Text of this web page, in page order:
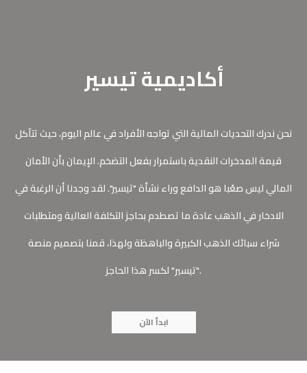
أكاديمية تيسير
نحن ندرك التحديات المالية التي تواجه الأفراد في عالم اليوم، حيث تتآكل
قيمة المدخرات النقدية باستمرار بفعل التضخم. الإيمان بأن الأمان
المالي ليس صعًبا هو الدافع وراء نشأة "تيسير". لقد وجدنا أن الرغبة في
الادخار في الذهب عادة ما تصطدم بحاجز التكلفة العالية ومتطلبات
شراء سبائك الذهب الكبيرة والباهظة ولهذا، قمنا بتصميم منصة
"تيسير" لكسر هذا الحاجز.
ابدأ الآن